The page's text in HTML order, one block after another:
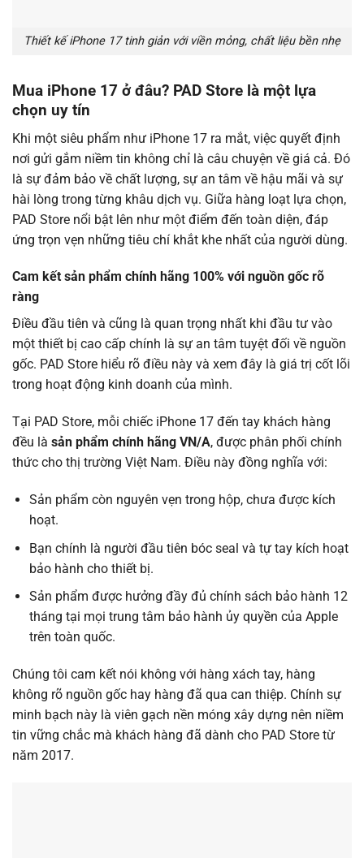
Thiết kế iPhone 17 tinh giản với viền mỏng, chất liệu bền nhẹ
Mua iPhone 17 ở đâu? PAD Store là một lựa
chọn uy tín
Khi một siêu phẩm như iPhone 17 ra mắt, việc quyết định
nơi gửi gắm niềm tin không chỉ là câu chuyện về giá cả. Đó
là sự đảm bảo về chất lượng, sự an tâm về hậu mãi và sự
hài lòng trong từng khâu dịch vụ. Giữa hàng loạt lựa chọn,
PAD Store nổi bật lên như một điểm đến toàn diện, đáp
ứng trọn vẹn những tiêu chí khắt khe nhất của người dùng.
Cam kết sản phẩm chính hãng 100% với nguồn gốc rõ
ràng
Điều đầu tiên và cũng là quan trọng nhất khi đầu tư vào
một thiết bị cao cấp chính là sự an tâm tuyệt đối về nguồn
gốc. PAD Store hiểu rõ điều này và xem đây là giá trị cốt lõi
trong hoạt động kinh doanh của mình.
Tại PAD Store, mỗi chiếc iPhone 17 đến tay khách hàng
đều là sản phẩm chính hãng VN/A, được phân phối chính
thức cho thị trường Việt Nam. Điều này đồng nghĩa với:
Sản phẩm còn nguyên vẹn trong hộp, chưa được kích
hoạt.
Bạn chính là người đầu tiên bóc seal và tự tay kích hoạt
bảo hành cho thiết bị.
Sản phẩm được hưởng đầy đủ chính sách bảo hành 12
tháng tại mọi trung tâm bảo hành ủy quyền của Apple
trên toàn quốc.
Chúng tôi cam kết nói không với hàng xách tay, hàng
không rõ nguồn gốc hay hàng đã qua can thiệp. Chính sự
minh bạch này là viên gạch nền móng xây dựng nên niềm
tin vững chắc mà khách hàng đã dành cho PAD Store từ
năm 2017.